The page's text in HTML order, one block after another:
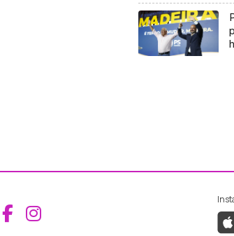
Aceder ao Facebook da
Aceder ao Instagram